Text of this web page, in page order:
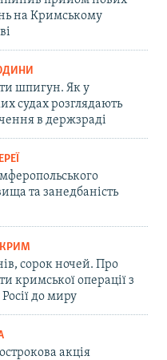
на Кримському
шпигун. Як у
судах розглядають
в держзраді
та занедбаність
КРИМ
сорок ночей. Про
кримської операції з
до миру
акція